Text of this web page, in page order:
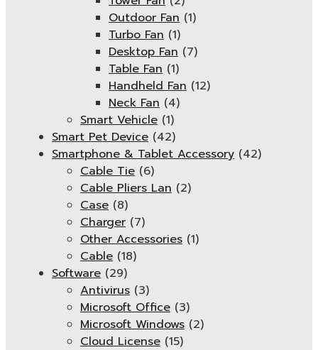
Outdoor Fan (1)
Turbo Fan (1)
Desktop Fan (7)
Table Fan (1)
Handheld Fan (12)
Neck Fan (4)
Smart Vehicle (1)
Smart Pet Device (42)
Smartphone & Tablet Accessory (42)
Cable Tie (6)
Cable Pliers Lan (2)
Case (8)
Charger (7)
Other Accessories (1)
Cable (18)
Software (29)
Antivirus (3)
Microsoft Office (3)
Microsoft Windows (2)
Cloud License (15)